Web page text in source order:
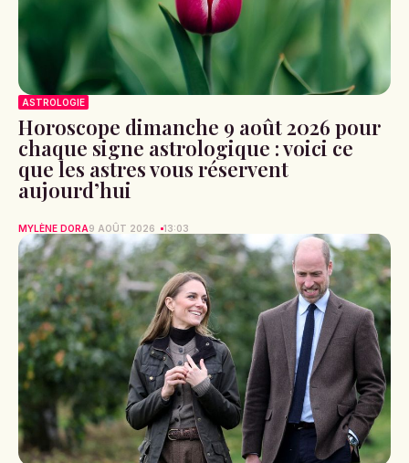
ASTROLOGIE
Horoscope dimanche 9 août 2026 pour
chaque signe astrologique : voici ce
que les astres vous réservent
aujourd’hui
MYLÈNE DORA9 AOÛT 2026 13:03